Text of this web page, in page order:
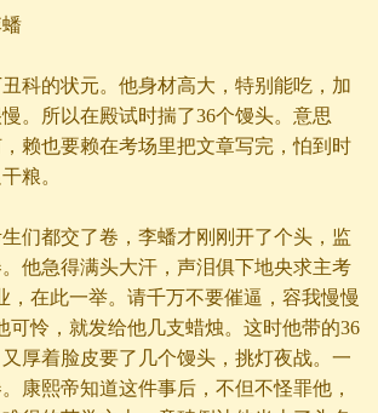
科的状元。他身材高大，特别能吃，加
。所以在殿试时揣了36个馒头。意思
赖也要赖在考场里把文章写完，怕到时
粮。
们都交了卷，李蟠才刚刚开了个头，监
他急得满头大汗，声泪俱下地央求主考
，在此一举。请千万不要催逼，容我慢慢
可怜，就发给他几支蜡烛。这时他带的36
厚着脸皮要了几个馒头，挑灯夜战。一
康熙帝知道这件事后，不但不怪罪他，